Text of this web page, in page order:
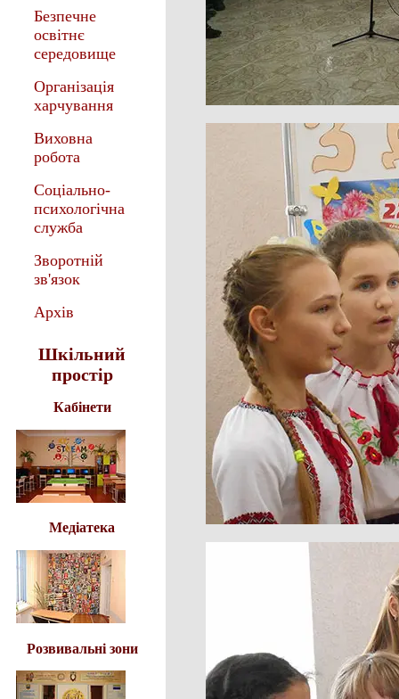
Безпечне
освітнє
середовище
Організація
харчування
Виховна
робота
Соціально-
психологічна
служба
Зворотній
зв'язок
Архів
Шкільний
простір
Кабінети
Медіатека
Розвивальні зони